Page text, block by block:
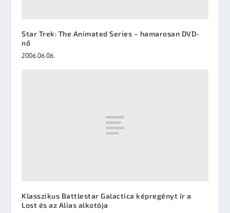
Star Trek: The Animated Series – hamarosan DVD-
nő
2006.06.06.
Klasszikus Battlestar Galactica képregényt ír a
Lost és az Alias alkotója